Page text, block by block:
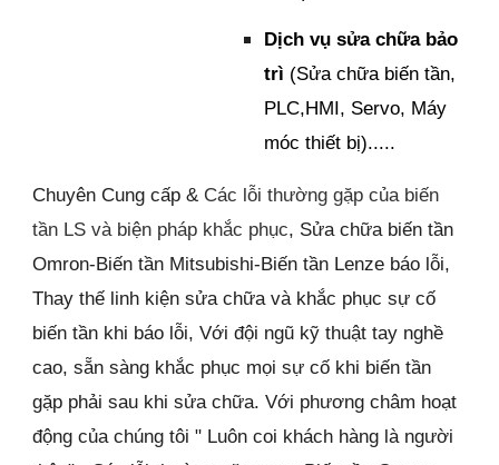
Dịch vụ sửa chữa bảo
trì (Sửa chữa biến tần,
PLC,HMI, Servo, Máy
móc thiết bị).....
Chuyên Cung cấp & Các lỗi thường gặp của biến
tần LS và biện pháp khắc phục, Sửa chữa biến tần
Omron-Biến tần Mitsubishi-Biến tần Lenze báo lỗi,
Thay thế linh kiện sửa chữa và khắc phục sự cố
biến tần khi báo lỗi, Với đội ngũ kỹ thuật tay nghề
cao, sẵn sàng khắc phục mọi sự cố khi biến tần
gặp phải sau khi sửa chữa. Với phương châm hoạt
động của chúng tôi " Luôn coi khách hàng là người